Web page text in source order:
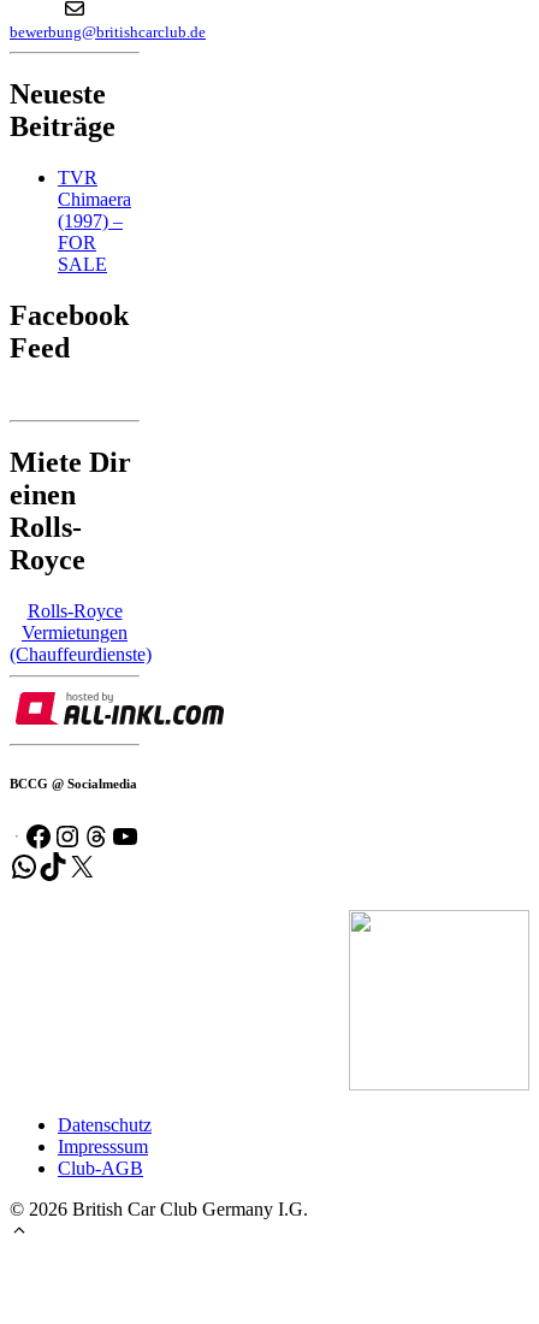
bewerbung@britishcarclub.de
Neueste
Beiträge
TVR
Chimaera
(1997) –
FOR
SALE
Facebook
Feed
Miete Dir
einen
Rolls-
Royce
Rolls-Royce
Vermietungen
(Chauffeurdienste)
BCCG @ Socialmedia
Facebook
Instagram
Threads
YouTube
WhatsApp
TikTok
X
Datenschutz
Impresssum
Club-AGB
© 2026 British Car Club Germany I.G.